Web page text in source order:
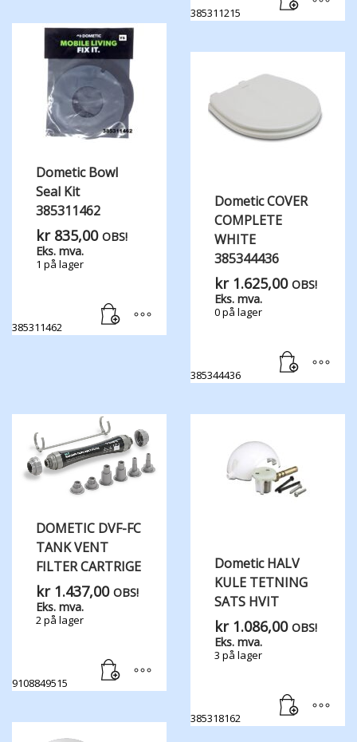
385311215
Dometic Bowl
Seal Kit
385311462
kr835,00 OBS!
Eks. mva.
1 på lager
385311462
Dometic COVER
COMPLETE
WHITE
385344436
kr1.625,00 OBS!
Eks. mva.
0 på lager
385344436
DOMETIC DVF-FC
TANK VENT ​
FILTER CARTRIGE
kr1.437,00 OBS!
Eks. mva.
2 på lager
9108849515
Dometic HALV
KULE TETNING
SATS HVIT
kr1.086,00 OBS!
Eks. mva.
3 på lager
385318162